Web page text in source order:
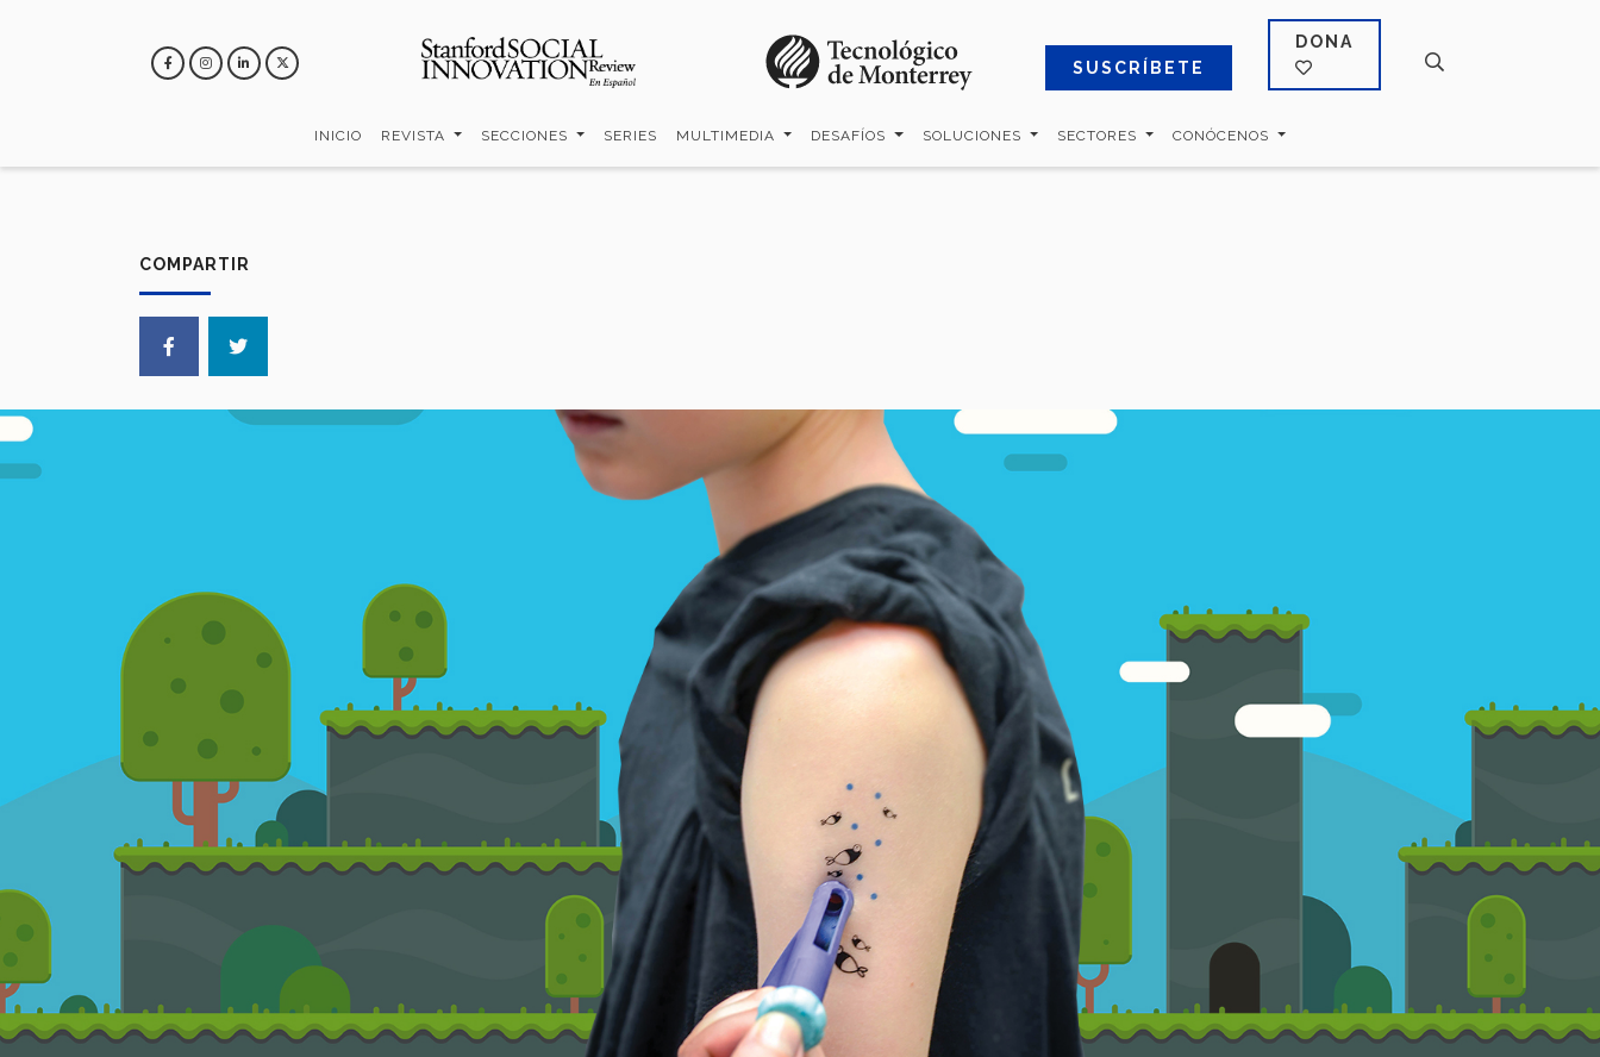
SUSCRÍBETE
DONA
INICIO REVISTA SECCIONES SERIES MULTIMEDIA DESAFÍOS SOLUCIONES SECTORES CONÓCENOS
COMPARTIR